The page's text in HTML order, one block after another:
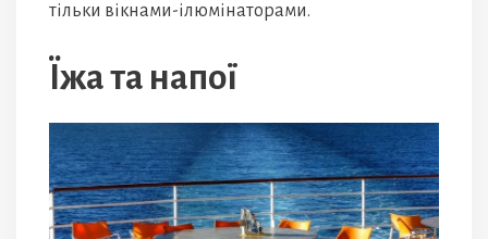
тільки вікнами-ілюмінаторами.
Їжа та напої